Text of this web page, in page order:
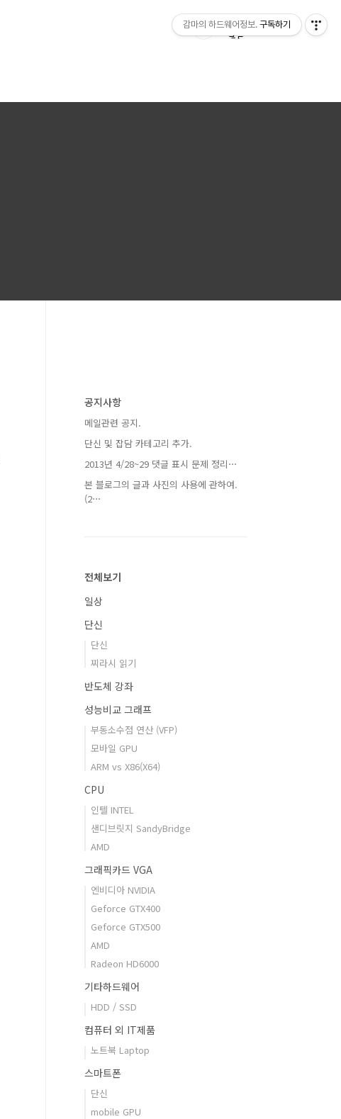
공지사항
메일관련 공지.
단신 및 잡담 카테고리 추가.
2013년 4/28~29 댓글 표시 문제 정리⋯
본 블로그의 글과 사진의 사용에 관하여.
(2⋯
전체보기
일상
단신
단신
찌라시 읽기
반도체 강좌
성능비교 그래프
부동소수점 연산 (VFP)
모바일 GPU
ARM vs X86(X64)
CPU
인텔 INTEL
샌디브릿지 SandyBridge
AMD
그래픽카드 VGA
엔비디아 NVIDIA
Geforce GTX400
Geforce GTX500
AMD
Radeon HD6000
기타하드웨어
HDD / SSD
컴퓨터 외 IT제품
노트북 Laptop
스마트폰
단신
mobile GPU
감마의 하드웨어정보. 구독하기